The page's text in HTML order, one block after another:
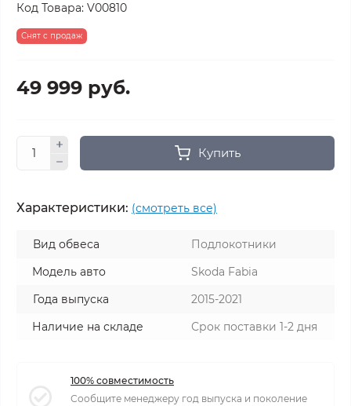
Код Товара: V00810
Снят с продаж
49 999 руб.
Купить
Характеристики: (смотреть все)
Вид обвеса
Подлокотники
Модель авто
Skoda Fabia
Года выпуска
2015-2021
Наличие на складе
Срок поставки 1-2 дня
100% совместимость
Сообщите менеджеру год выпуска и поколение